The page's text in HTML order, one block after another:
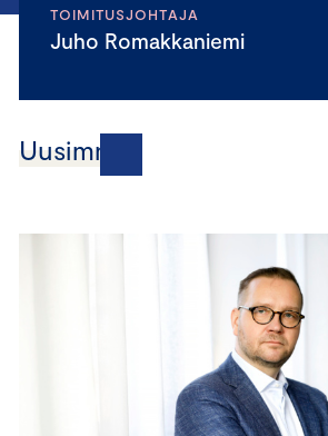
TOIMITUSJOHTAJA
Juho Romakkaniemi
Uusimmat